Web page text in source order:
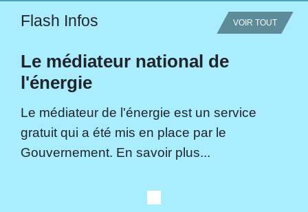
Flash Infos VOIR TOUT
Le médiateur national de
l'énergie
Le médiateur de l'énergie est un service
gratuit qui a été mis en place par le
Gouvernement. En savoir plus...